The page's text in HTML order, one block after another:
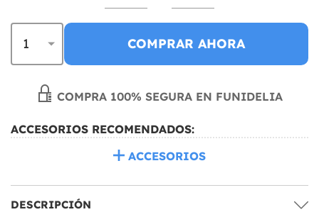
COMPRAR AHORA
COMPRA 100% SEGURA EN FUNIDELIA
ACCESORIOS RECOMENDADOS:
ACCESORIOS
DESCRIPCIÓN